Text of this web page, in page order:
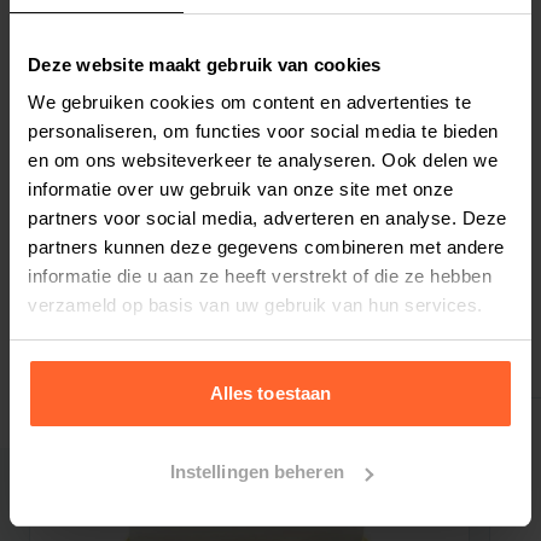
Deze website maakt gebruik van cookies
We gebruiken cookies om content en advertenties te
personaliseren, om functies voor social media te bieden
en om ons websiteverkeer te analyseren. Ook delen we
informatie over uw gebruik van onze site met onze
partners voor social media, adverteren en analyse. Deze
partners kunnen deze gegevens combineren met andere
informatie die u aan ze heeft verstrekt of die ze hebben
verzameld op basis van uw gebruik van hun services.
Alles toestaan
Instellingen beheren
heek(4%), rauwe hele haring (4%), hele
rauwe regenboog forel (2%), zalm olie (2%),
zonnebloem olie, gedroogd zeewier, verse hele
muskaat
pompoen, verse hele pompoen, verse hele
cranberry, verse hele bosbes.
Technologische additieven:
Technologische additieven: met
natruurlijke anti-oxidanten. Nutritionele
1200mg, Taurine: 400 mg, Zink chelaat van
Elke
Elke
Elke
Bestelherinnering instellen
Gerelateerde producten